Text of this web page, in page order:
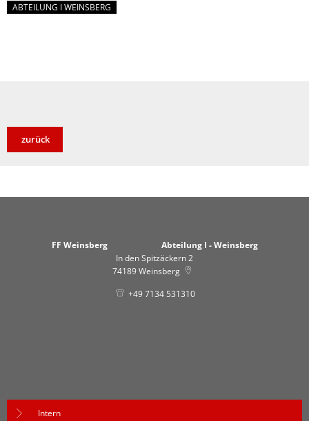
ABTEILUNG I WEINSBERG
zurück
FF Weinsberg Abteilung I - Weinsberg
In den Spitzäckern 2
74189Weinsberg
+49 7134 531310
Intern